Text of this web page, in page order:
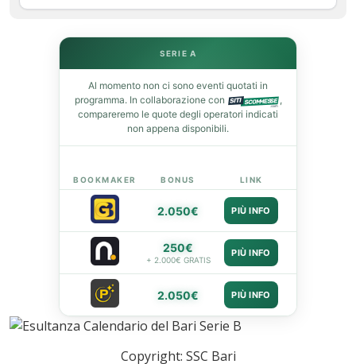
SERIE A
Al momento non ci sono eventi quotati in
programma. In collaborazione con
,
compareremo le quote degli operatori indicati
non appena disponibili.
BOOKMAKER BONUS LINK
2.050€ PIÙ INFO
250€
+ 2.000€ GRATIS
PIÙ INFO
2.050€ PIÙ INFO
Copyright: SSC Bari